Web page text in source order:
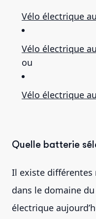
Vélo électrique
Vélo électrique
ou
Vélo électrique
Quelle batterie
Il existe différentes
dans le domaine
électrique